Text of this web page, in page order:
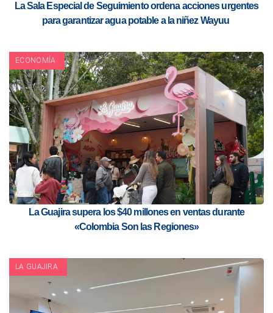
La Sala Especial de Seguimiento ordena acciones urgentes
para garantizar agua potable a la niñez Wayuu
ECONOMÍA
La Guajira supera los $40 millones en ventas durante
«Colombia Son las Regiones»
LA GUAJIRA